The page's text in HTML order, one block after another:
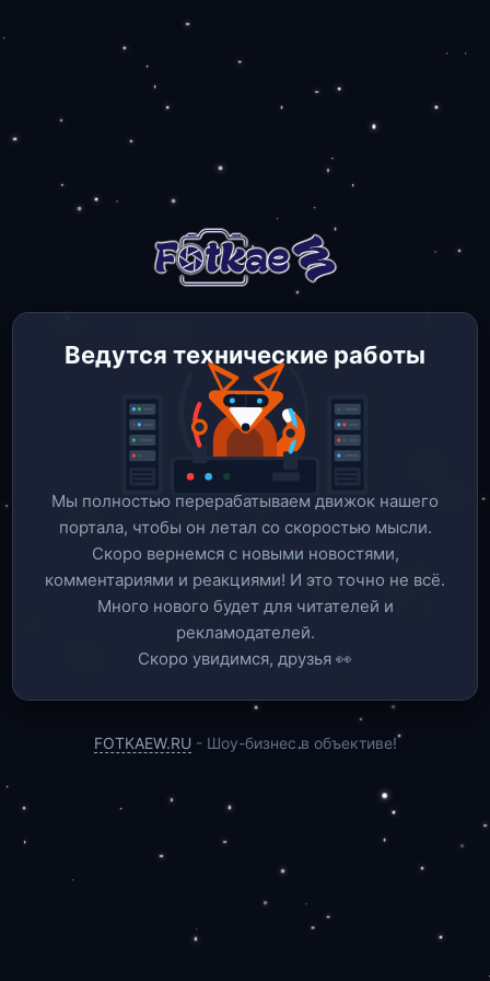
Ведутся технические работы
Мы полностью перерабатываем движок нашего
портала, чтобы он летал со скоростью мысли.
Скоро вернемся c новыми новостями,
комментариями и реакциями! И это точно не всё.
Много нового будет для читателей и
рекламодателей.
Скоро увидимся, друзья 👀
FOTKAEW.RU - Шоу-бизнес в объективе!